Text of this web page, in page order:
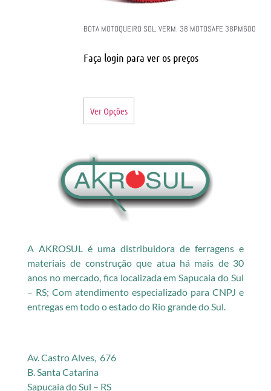
BOTA MOTOQUEIRO SOL. VERM. 38 MOTOSAFE 38PM600
Faça login para ver os preços
Ver Opções
A AKROSUL é uma distribuidora de ferragens e
materiais de construção que atua há mais de 30
anos no mercado, fica localizada em Sapucaia do Sul
– RS; Com atendimento especializado para CNPJ e
entregas em todo o estado do Rio grande do Sul.
Av. Castro Alves, 676
B. Santa Catarina
Sapucaia do Sul – RS